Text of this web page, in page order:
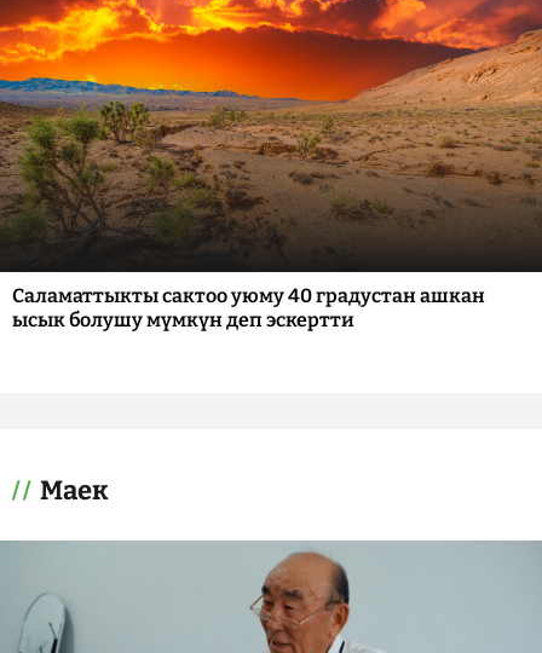
Саламаттыкты сактоо уюму 40 градустан ашкан
ысык болушу мүмкүн деп эскертти
Маек